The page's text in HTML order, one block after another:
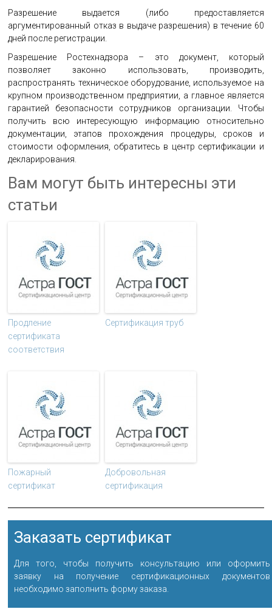
Разрешение выдается (либо предоставляется
аргументированный отказ в выдаче разрешения) в течение 60
дней после регистрации.
Разрешение Ростехнадзора – это документ, который
позволяет законно использовать, производить,
распространять техническое оборудование, используемое на
крупном производственном предприятии, а главное является
гарантией безопасности сотрудников организации. Чтобы
получить всю интересующую информацию относительно
документации, этапов прохождения процедуры, сроков и
стоимости оформления, обратитесь в центр сертификации и
декларирования.
Вам могут быть интересны эти
статьи
Продление
сертификата
соответствия
Сертификация труб
Пожарный
сертификат
Добровольная
сертификация
Заказать сертификат
Для того, чтобы получить консультацию или оформить
заявку на получение сертификационных документов
необходимо заполнить форму заказа.